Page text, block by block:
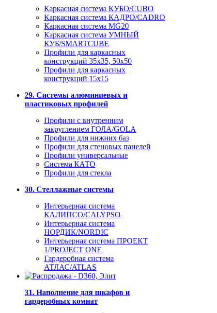
Каркасная система КУБО/CUBO
Каркасная система КАДРО/CADRO
Каркасная система MG20
Каркасная система УМНЫЙ
КУБ/SMARTCUBE
Профили для каркасных
конструкций 35x35, 50x50
Профили для каркасных
конструкций 15х15
29. Системы алюминиевых и
пластиковых профилей
Профили с внутренним
закруглением ГОЛА/GOLA
Профили для нижних баз
Профили для стеновых панелей
Профили универсальные
Система КАТО
Профили для стекла
30. Стеллажные системы
Интерьерная система
КАЛИПСО/CALYPSO
Интерьерная система
НОРДИК/NORDIC
Интерьерная система ПРОЕКТ
1/PROJECT ONE
Гардеробная система
АТЛАС/ATLAS
31. Наполнение для шкафов и
гардеробных комнат